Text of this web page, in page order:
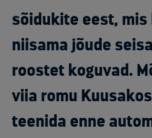
sõidukite eest, mis
niisama jõude
roostet koguvad.
viia romu
teenida enne